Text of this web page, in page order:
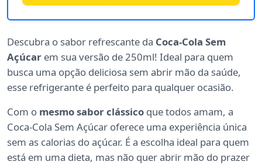
Descubra o sabor refrescante da Coca-Cola Sem
Açúcar em sua versão de 250ml! Ideal para quem
busca uma opção deliciosa sem abrir mão da saúde,
esse refrigerante é perfeito para qualquer ocasião.
Com o mesmo sabor clássico que todos amam, a
Coca-Cola Sem Açúcar oferece uma experiência única
sem as calorias do açúcar. É a escolha ideal para quem
está em uma dieta, mas não quer abrir mão do prazer